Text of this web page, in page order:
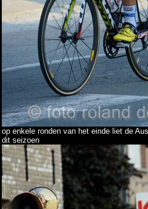
op enkele ronden van het einde liet de
dit seizoen